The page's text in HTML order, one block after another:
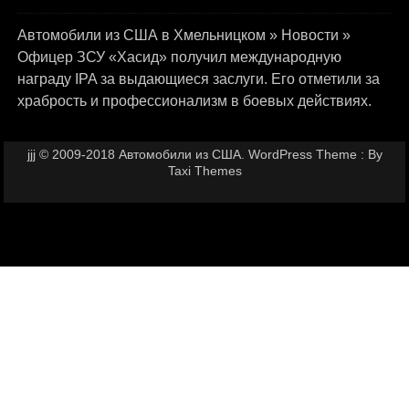
Автомобили из США в Хмельницком » Новости »
Офицер ЗСУ «Хасид» получил международную
награду IPA за выдающиеся заслуги. Его отметили за
храбрость и профессионализм в боевых действиях.
jjj © 2009-2018 Автомобили из США. WordPress Theme : By
Taxi Themes